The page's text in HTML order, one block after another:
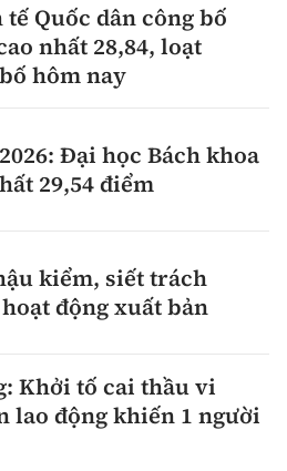
Quốc dân công bố
nhất 28,84, loạt
hôm nay
Đại học Bách khoa
29,54 điểm
kiểm, siết trách
động xuất bản
Khởi tố cai thầu vi
lao động khiến 1 người